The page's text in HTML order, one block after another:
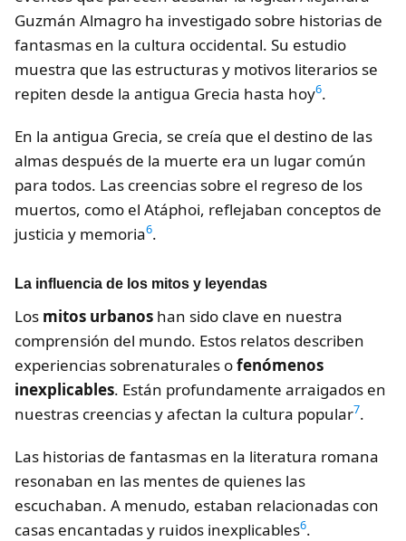
Guzmán Almagro ha investigado sobre historias de
fantasmas en la cultura occidental. Su estudio
muestra que las estructuras y motivos literarios se
repiten desde la antigua Grecia hasta hoy6.
En la antigua Grecia, se creía que el destino de las
almas después de la muerte era un lugar común
para todos. Las creencias sobre el regreso de los
muertos, como el Atáphoi, reflejaban conceptos de
justicia y memoria6.
La influencia de los mitos y leyendas
Los mitos urbanos han sido clave en nuestra
comprensión del mundo. Estos relatos describen
experiencias sobrenaturales ofenómenos
inexplicables. Están profundamente arraigados en
nuestras creencias y afectan la cultura popular7.
Las historias de fantasmas en la literatura romana
resonaban en las mentes de quienes las
escuchaban. A menudo, estaban relacionadas con
casas encantadas y ruidos inexplicables6.